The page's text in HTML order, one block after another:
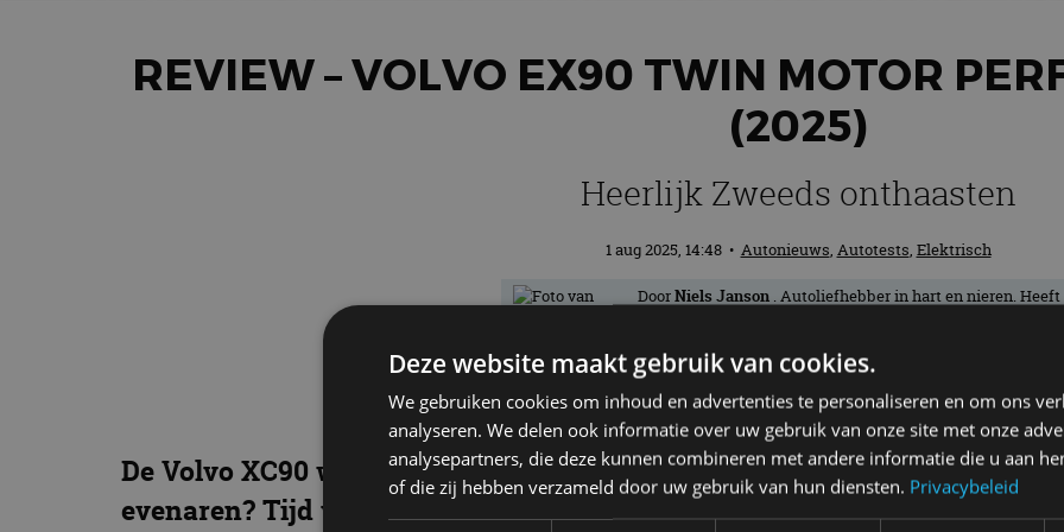
REVIEW – VOLVO EX90 TWIN MOTOR
(2025)
Heerlijk Zweeds onthaasten
1 aug 2025, 14:48 • Autonieuws, Autotests, Elektrisch
DoorNiels Janson . Autoliefhebber in hart en nieren. Heeft
oude Amerikanen en rijdt zelf met plezier in een Buick
Regal uit 1994.
De Volvo XC90 was en is een groot succes. Gaat de volledig elektrische
evenaren? Tijd voor een uitgebreide kennismaking.
Deze website maakt gebruik van cookies.
We gebruiken cookies om inhoud en advertenties te personaliseren en om ons
analyseren. We delen ook informatie over uw gebruik van onze site met onze
analysepartners, die deze kunnen combineren met andere informatie die u aan
of die zij hebben verzameld door uw gebruik van hun diensten. Privacybeleid